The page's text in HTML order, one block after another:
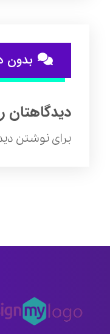
بدون
دیدگاهتان
برای نوشتن